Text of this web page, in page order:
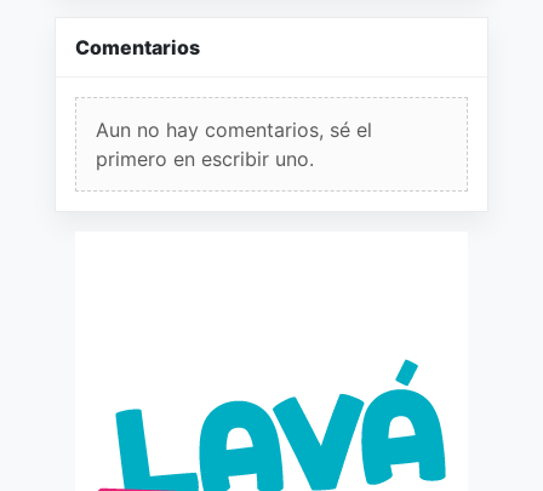
Comentarios
Aun no hay comentarios, sé el
primero en escribir uno.